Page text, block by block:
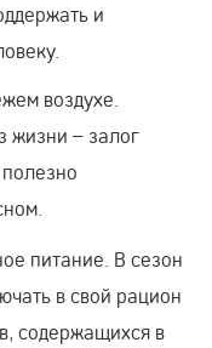
и
воздухе.
жизни – залог
питание. В сезон
в свой рацион
содержащихся в